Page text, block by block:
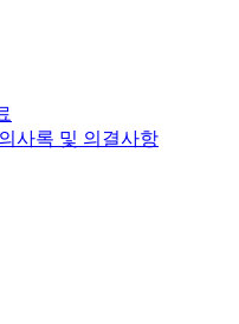
사록 및 의결사항